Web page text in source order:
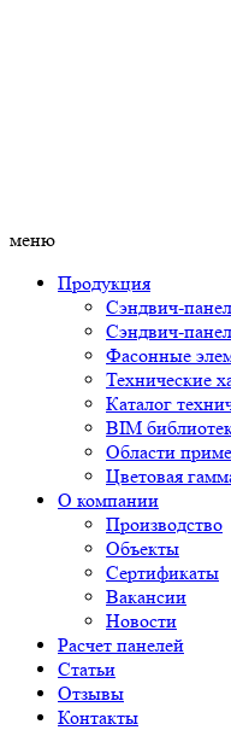
меню
Продукция
Сэндвич-
Сэндвич-
Фасонные
Технические
Каталог
BIM
Области
Цветовая
О компании
Производство
Объекты
Сертификаты
Вакансии
Новости
Расчет панелей
Статьи
Отзывы
Контакты